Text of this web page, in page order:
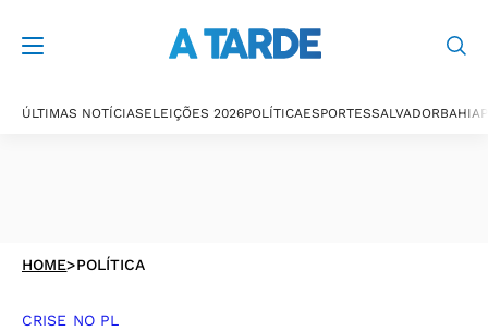
ÚLTIMAS NOTÍCIASELEIÇÕES 2026POLÍTICAESPORTESSALVADORBAHIA
HOME>POLÍTICA
CRISE NO PL